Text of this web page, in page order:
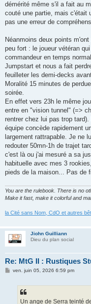
démérité même s'il a fait au
couté une partie, mais c'était
pas une erreur de
Néanmoins deux points
peu fort : le joueur vétéran
commandeur en temps
Jumpstart et nous a fait
feuilleter les demi-decks
Moralité 15 minutes de
soirée.
En effet vers 23h le même
entre en "vision tunnel" (=>
rentrer chez lui pas trop
équipe concède rapidement
largement rattrapable. Je ne
redouter 50mn-1h de trajet
c'est là ou j'ai mesuré a sa
habituelle avec mes 3
pieds de la maison... Pas de
You are the rulebook. There is no
Make it fast, make it colorful and
la Cité sans Nom, CdO et autres
Jiohn Guilliann
Dieu du plan social
Re: MtG II : Rustiques
Mven. juin 05, 2026 6:59 pm
Un ange de Serra teinté